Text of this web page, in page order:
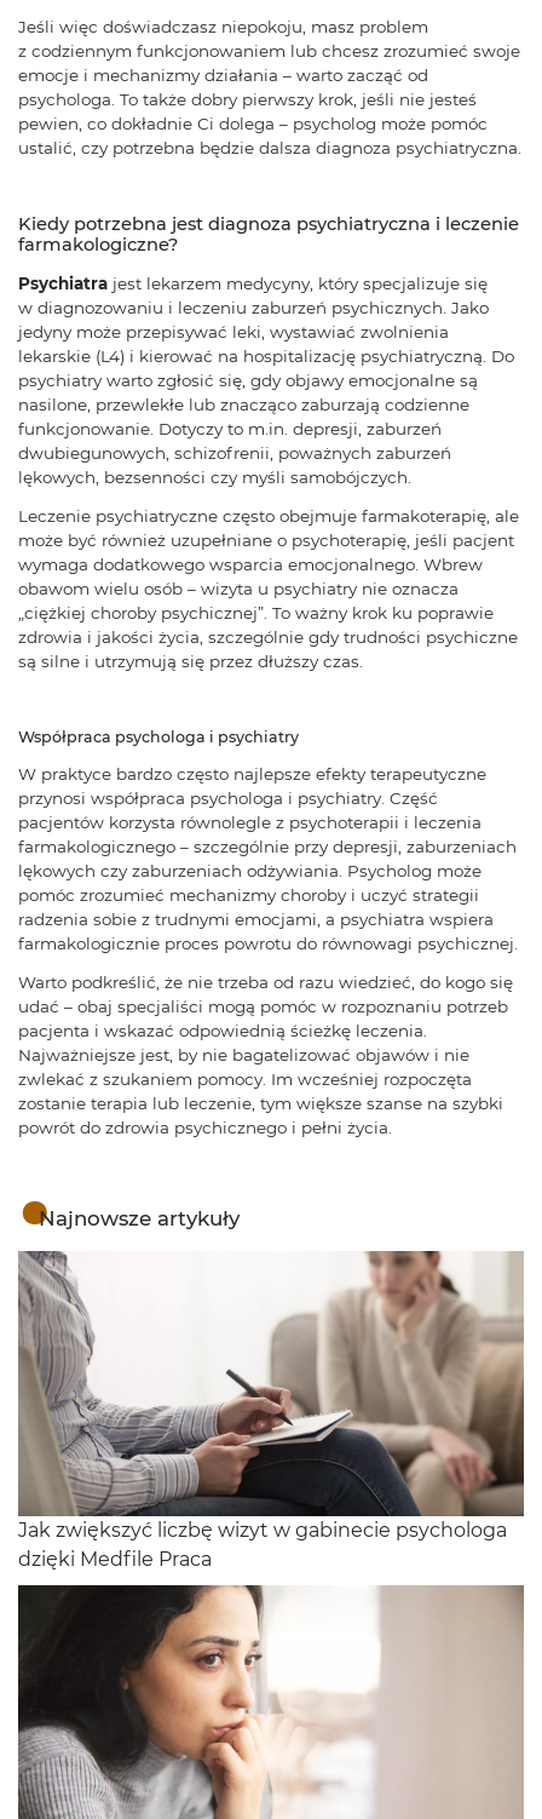
Jeśli więc doświadczasz niepokoju, masz problem
z codziennym funkcjonowaniem lub chcesz zrozumieć swoje
emocje i mechanizmy działania – warto zacząć od
psychologa. To także dobry pierwszy krok, jeśli nie jesteś
pewien, co dokładnie Ci dolega – psycholog może pomóc
ustalić, czy potrzebna będzie dalsza diagnoza psychiatryczna.
Kiedy potrzebna jest diagnoza psychiatryczna i leczenie
farmakologiczne?
Psychiatra jest lekarzem medycyny, który specjalizuje się
w diagnozowaniu i leczeniu zaburzeń psychicznych. Jako
jedyny może przepisywać leki, wystawiać zwolnienia
lekarskie (L4) i kierować na hospitalizację psychiatryczną. Do
psychiatry warto zgłosić się, gdy objawy emocjonalne są
nasilone, przewlekłe lub znacząco zaburzają codzienne
funkcjonowanie. Dotyczy to m.in. depresji, zaburzeń
dwubiegunowych, schizofrenii, poważnych zaburzeń
lękowych, bezsenności czy myśli samobójczych.
Leczenie psychiatryczne często obejmuje farmakoterapię, ale
może być również uzupełniane o psychoterapię, jeśli pacjent
wymaga dodatkowego wsparcia emocjonalnego. Wbrew
obawom wielu osób – wizyta u psychiatry nie oznacza
„ciężkiej choroby psychicznej”. To ważny krok ku poprawie
zdrowia i jakości życia, szczególnie gdy trudności psychiczne
są silne i utrzymują się przez dłuższy czas.
Współpraca psychologa i psychiatry
W praktyce bardzo często najlepsze efekty terapeutyczne
przynosi współpraca psychologa i psychiatry. Część
pacjentów korzysta równolegle z psychoterapii i leczenia
farmakologicznego – szczególnie przy depresji, zaburzeniach
lękowych czy zaburzeniach odżywiania. Psycholog może
pomóc zrozumieć mechanizmy choroby i uczyć strategii
radzenia sobie z trudnymi emocjami, a psychiatra wspiera
farmakologicznie proces powrotu do równowagi psychicznej.
Warto podkreślić, że nie trzeba od razu wiedzieć, do kogo się
udać – obaj specjaliści mogą pomóc w rozpoznaniu potrzeb
pacjenta i wskazać odpowiednią ścieżkę leczenia.
Najważniejsze jest, by nie bagatelizować objawów i nie
zwlekać z szukaniem pomocy. Im wcześniej rozpoczęta
zostanie terapia lub leczenie, tym większe szanse na szybki
powrót do zdrowia psychicznego i pełni życia.
Najnowsze artykuły
Jak zwiększyć liczbę wizyt w gabinecie psychologa
dzięki Medfile Praca